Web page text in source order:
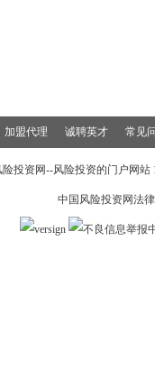
加盟代理 诚聘英才 常见
险投资网--风险投资的门户网
中国风险投资网法